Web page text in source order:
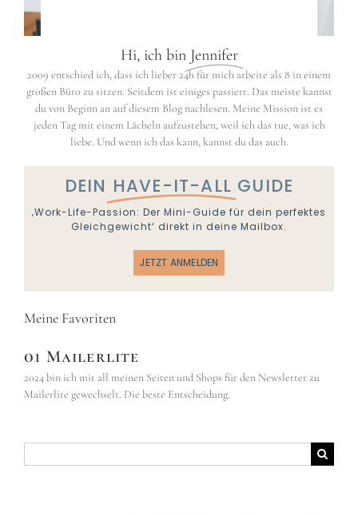
Hi, ich bin Jennifer
2009 entschied ich, dass ich lieber 24h für mich arbeite als 8 in einem
großen Büro zu sitzen. Seitdem ist einiges passiert. Das meiste kannst
du von Beginn an auf diesem Blog nachlesen. Meine Mission ist es
jeden Tag mit einem Lächeln aufzustehen, weil ich das tue, was ich
liebe. Und wenn ich das kann, kannst du das auch.
DEIN HAVE-IT-ALL GUIDE
‚Work-Life-Passion: Der Mini-Guide für dein perfektes
Gleichgewicht‘ direkt in deine Mailbox.
JETZT ANMELDEN
Meine Favoriten
01 Mailerlite
2024 bin ich mit all meinen Seiten und Shops für den Newsletter zu
Mailerlite gewechselt. Die beste Entscheidung.
nach: